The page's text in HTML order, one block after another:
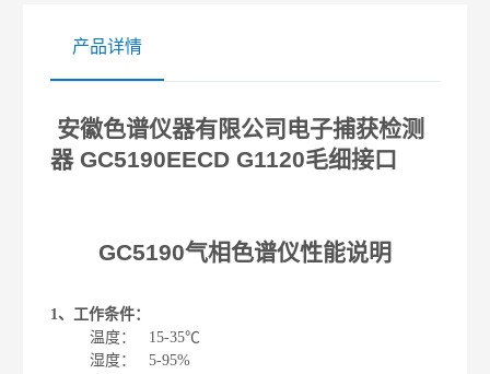
产品详情
安徽色谱仪器有限公司 电子捕获检测
器 GC5190EECD G1120毛细接口
GC5190气相色谱仪性能说明
1、工作条件：
温度：
15-35℃
湿度：
5-95%